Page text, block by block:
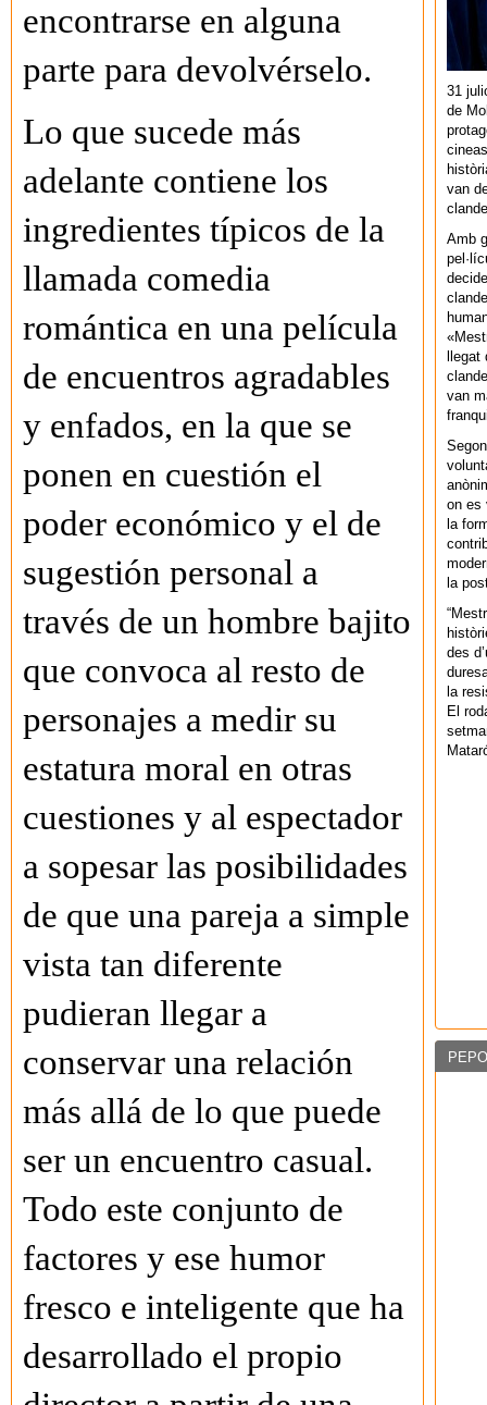
encontrarse en alguna
parte para devolvérselo.
Lo que sucede más
adelante contiene los
ingredientes típicos de la
llamada comedia
romántica en una película
de encuentros agradables
y enfados, en la que se
ponen en cuestión el
poder económico y el de
sugestión personal a
través de un hombre bajito
que convoca al resto de
personajes a medir su
estatura moral en otras
cuestiones y al espectador
a sopesar las posibilidades
de que una pareja a simple
vista tan diferente
pudieran llegar a
conservar una relación
más allá de lo que puede
ser un encuentro casual.
Todo este conjunto de
factores y ese humor
fresco e inteligente que ha
desarrollado el propio
31
de
van
Amb
van
on es
la
la
des
la
El